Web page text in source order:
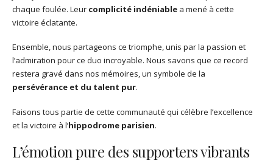
chaque foulée. Leur complicité indéniable a mené à cette
victoire éclatante.
Ensemble, nous partageons ce triomphe, unis par la passion et
l’admiration pour ce duo incroyable. Nous savons que ce record
restera gravé dans nos mémoires, un symbole de la
persévérance et du talent pur.
Faisons tous partie de cette communauté qui célèbre l’excellence
et la victoire à l’hippodrome parisien.
L’émotion pure des supporters vibrants